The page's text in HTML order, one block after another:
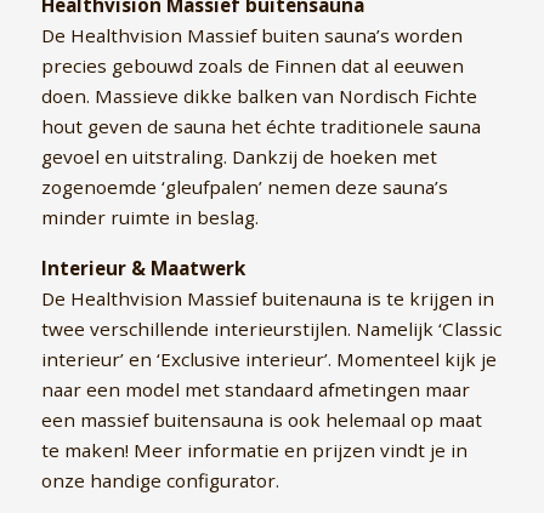
Healthvision Massief buitensauna
De Healthvision Massief buiten sauna’s worden
precies gebouwd zoals de Finnen dat al eeuwen
doen. Massieve dikke balken van Nordisch Fichte
hout geven de sauna het échte traditionele sauna
gevoel en uitstraling. Dankzij de hoeken met
zogenoemde ‘gleufpalen’ nemen deze sauna’s
minder ruimte in beslag.
Interieur & Maatwerk
De Healthvision Massief buitenauna is te krijgen in
twee verschillende interieurstijlen. Namelijk ‘Classic
interieur’ en ‘Exclusive interieur’. Momenteel kijk je
naar een model met standaard afmetingen maar
een massief buitensauna is ook helemaal op maat
te maken! Meer informatie en prijzen vindt je in
onze handige configurator.